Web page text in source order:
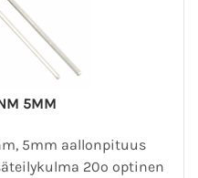
5MM
5mm aallonpituus
20º optinen